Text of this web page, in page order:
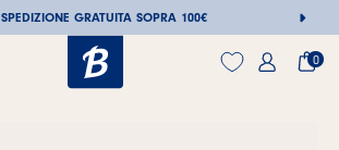
SPEDIZIONE GRATUITA SOPRA 100€
0